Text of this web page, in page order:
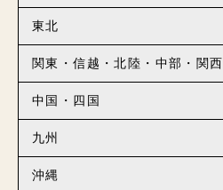
東北
関東・信越・北陸・中部・関西
中国・四国
九州
沖縄